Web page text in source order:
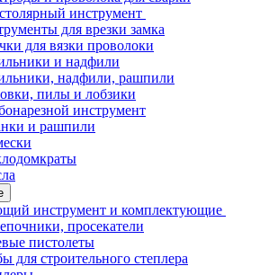
инструмент
для врезки замка
для вязки проволоки
и надфили
надфили, рашпили
пилы и лобзики
инструмент
и рашпили
инструмент и комплектующие
просекатели
пистолеты
для строительного степлера